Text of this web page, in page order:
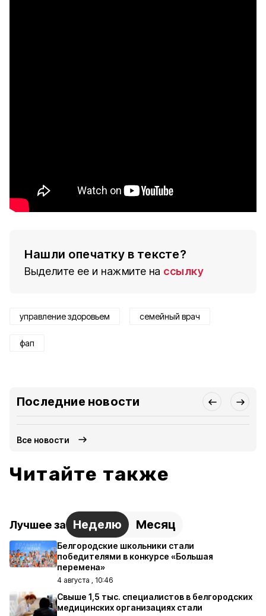
Нашли опечатку в тексте?
Выделите ее и нажмите на ссылку
управление здоровьем семейный врач
фап
Последние новости
Все новости
Читайте также
Лучшее за Неделю Месяц
Белгородские школьники стали
победителями в конкурсе «Большая
перемена»
4 августа , 10:46
Свыше 1,5 тыс. специалистов в белгородских
медицинских организациях стали